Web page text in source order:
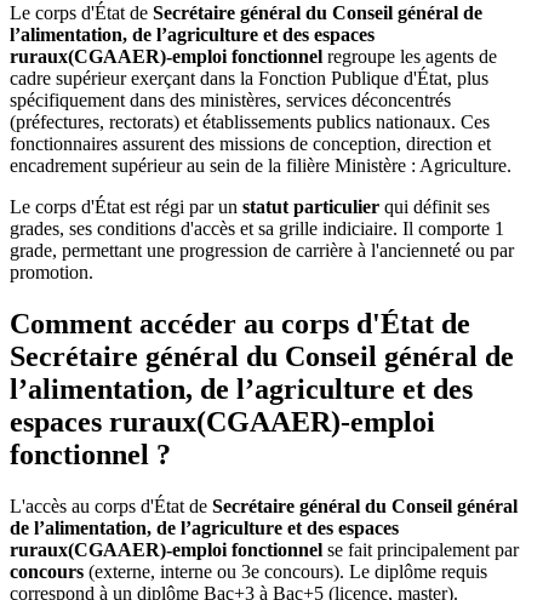
Le corps d'État de Secrétaire général du Conseil général de
l’alimentation, de l’agriculture et des espaces
ruraux(CGAAER)-emploi fonctionnel regroupe les agents de
cadre supérieur exerçant dans la Fonction Publique d'État, plus
spécifiquement dans des ministères, services déconcentrés
(préfectures, rectorats) et établissements publics nationaux. Ces
fonctionnaires assurent des missions de conception, direction et
encadrement supérieur au sein de la filière Ministère : Agriculture.
Le corps d'État est régi par un statut particulier qui définit ses
grades, ses conditions d'accès et sa grille indiciaire. Il comporte 1
grade, permettant une progression de carrière à l'ancienneté ou par
promotion.
Comment accéder au corps d'État de
Secrétaire général du Conseil général de
l’alimentation, de l’agriculture et des
espaces ruraux(CGAAER)-emploi
fonctionnel ?
L'accès au corps d'État de Secrétaire général du Conseil général
de l’alimentation, de l’agriculture et des espaces
ruraux(CGAAER)-emploi fonctionnel se fait principalement par
concours (externe, interne ou 3e concours). Le diplôme requis
correspond à un diplôme Bac+3 à Bac+5 (licence, master).